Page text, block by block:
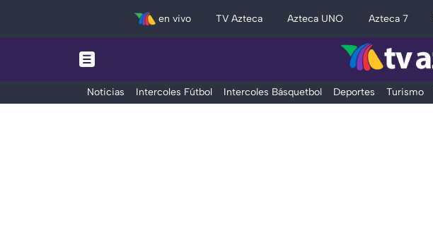
en vivo TV Azteca Azteca UNO Azteca 7
Noticias Intercoles Fútbol Intercoles Básquetbol Deportes Turismo